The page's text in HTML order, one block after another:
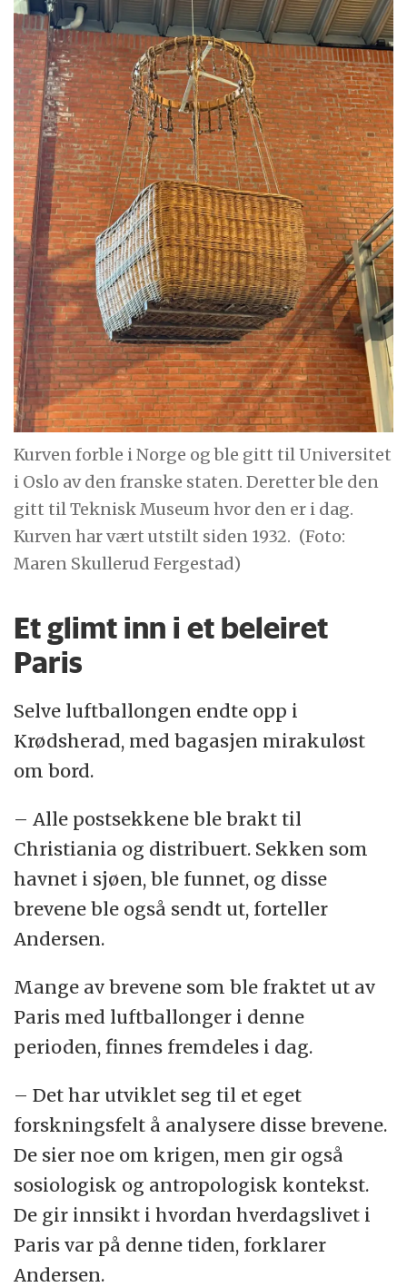
Kurven forble i Norge og ble gitt til Universitet
i Oslo av den franske staten. Deretter ble den
gitt til Teknisk Museum hvor den er i dag.
Kurven har vært utstilt siden 1932. (Foto:
Maren Skullerud Fergestad)
Et glimt inn i et beleiret
Paris
Selve luftballongen endte opp i
Krødsherad, med bagasjen mirakuløst
om bord.
– Alle postsekkene ble brakt til
Christiania og distribuert. Sekken som
havnet i sjøen, ble funnet, og disse
brevene ble også sendt ut, forteller
Andersen.
Mange av brevene som ble fraktet ut av
Paris med luftballonger i denne
perioden, finnes fremdeles i dag.
– Det har utviklet seg til et eget
forskningsfelt å analysere disse brevene.
De sier noe om krigen, men gir også
sosiologisk og antropologisk kontekst.
De gir innsikt i hvordan hverdagslivet i
Paris var på denne tiden, forklarer
Andersen.